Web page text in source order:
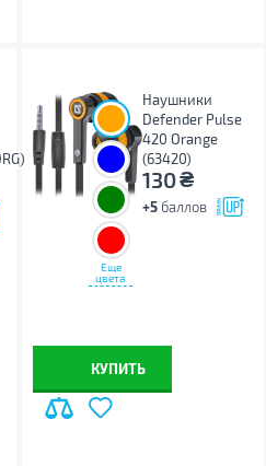
Еще
цвета
Наушники
Defender Pulse
420 Orange
(63420)
130₴
+5 баллов
КУПИТЬ